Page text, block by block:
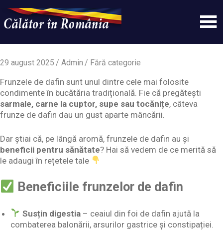
content
Calatorinromania
simplu
WordPress
29 august 2025 Admin Fără categorie
Frunzele de dafin sunt unul dintre cele mai folosite
condimente în bucătăria tradițională. Fie că pregătești
sarmale, carne la cuptor, supe sau tocănițe, câteva
frunze de dafin dau un gust aparte mâncării.
Dar știai că, pe lângă aromă, frunzele de dafin au și
beneficii pentru sănătate? Hai să vedem de ce merită să
le adaugi în rețetele tale
Beneficiile frunzelor de dafin
Susțin digestia– ceaiul din foi de dafin ajută la
combaterea balonării, arsurilor gastrice și constipației.